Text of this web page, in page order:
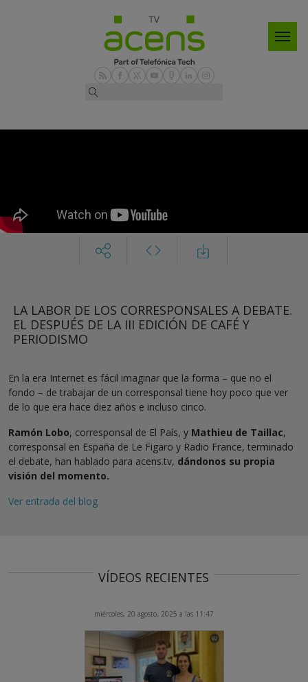
LA LABOR DE LOS CORRESPONSALES A DEBATE.
EL DESPUÉS DE LA III EDICIÓN DE CAFÉ Y
PERIODISMO
En la era Internet es fácil imaginar que la forma – que no el
fondo – de trabajar de un corresponsal tiene hoy poco que ver
de lo que era hace diez años e incluso cinco.
Ramón Lobo, corresponsal de El País, y Mathieu de Taillac,
corresponsal en España de Le Figaro y Radio France, terminado
el debate, han hablado para acens.tv, dándonos su propia
visión del momento.
Ver entrada del blog
VÍDEOS RECIENTES
miércoles, 20 agosto, 2025 a las 11:47